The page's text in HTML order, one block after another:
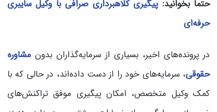
حتماً بخوانید:پیگیری کلاهبرداری صرافی با وکیل سایبری
حرفه‌ای
در پرونده‌های اخیر، بسیاری از سرمایه‌گذاران بدون مشاوره
حقوقی، سرمایه‌های خود را از دست داده‌اند، در حالی که با
کمک وکیل متخصص، امکان پیگیری موفق تراکنش‌های